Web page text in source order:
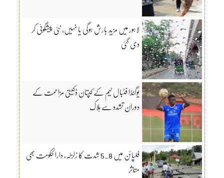
لاہور میں مزید بارش ہوگی یا نہیں، نئی پیشگوئی کر
دی گئی
یوگنڈا فٹبال ٹیم کے کپتان ڈکیتی مزاحمت کے
دوران تشدد سے ہلاک
فلپائن میں 5.8 شدت کا زلزلہ، دارالحکومت بھی
متاثر